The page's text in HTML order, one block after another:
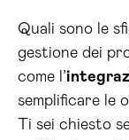
Quali sono le
gestione dei
come l’
semplificare le
Ti sei chiesto